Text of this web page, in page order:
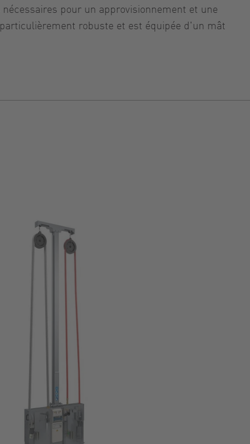
pour un approvisionnement et une
robuste et est équipée d'un mât